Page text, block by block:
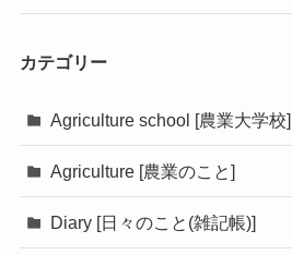
カテゴリー
Agriculture school [農業大学校]
Agriculture [農業のこと]
Diary [日々のこと(雑記帳)]